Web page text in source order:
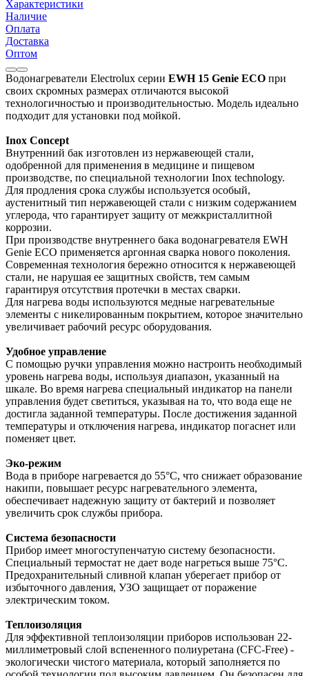
Характеристики
Наличие
Оплата
Доставка
Оптом
Водонагреватели Electrolux серии EWH 15 Genie ECO при
своих скромных размерах отличаются высокой
технологичностью и производительностью. Модель идеально
подходит для установки под мойкой.
Inox Concept
Внутренний бак изготовлен из нержавеющей стали,
одобренной для применения в медицине и пищевом
производстве, по специальной технологии Inox technology.
Для продления срока службы используется особый,
аустенитный тип нержавеющей стали с низким содержанием
углерода, что гарантирует защиту от межкристаллитной
коррозии.
При производстве внутреннего бака водонагревателя EWH
Genie ECO применяется аргонная сварка нового поколения.
Современная технология бережно относится к нержавеющей
стали, не нарушая ее защитных свойств, тем самым
гарантируя отсутствия протечки в местах сварки.
Для нагрева воды используются медные нагревательные
элементы с никелированным покрытием, которое значительно
увеличивает рабочий ресурс оборудования.
Удобное управление
С помощью ручки управления можно настроить необходимый
уровень нагрева воды, используя диапазон, указанный на
шкале. Во время нагрева специальный индикатор на панели
управления будет светиться, указывая на то, что вода еще не
достигла заданной температуры. После достижения заданной
температуры и отключения нагрева, индикатор погаснет или
поменяет цвет.
Эко-режим
Вода в приборе нагревается до 55°C, что снижает образование
накипи, повышает ресурс нагревательного элемента,
обеспечивает надежную защиту от бактерий и позволяет
увеличить срок службы прибора.
Система безопасности
Прибор имеет многоступенчатую систему безопасности.
Специальный термостат не дает воде нагреться выше 75°C.
Предохранительный сливной клапан уберегает прибор от
избыточного давления, УЗО защищает от поражение
электрическим током.
Теплоизоляция
Для эффективной теплоизоляции приборов использован 22-
миллиметровый слой вспененного полиуретана (CFC-Free) -
экологически чистого материала, который заполняется по